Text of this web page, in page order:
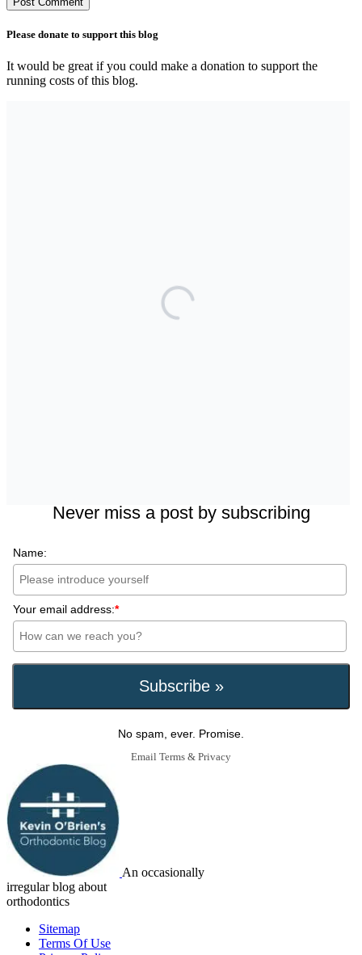
Please donate to support this blog
It would be great if you could make a donation to support the
running costs of this blog.
Back to basics: 10 Interesting Tips for
Never miss a post by subscribing
Name:
Your email address:*
No spam, ever. Promise.
Email Terms & Privacy
An occasionally
irregular blog about
orthodontics
Sitemap
Terms Of Use